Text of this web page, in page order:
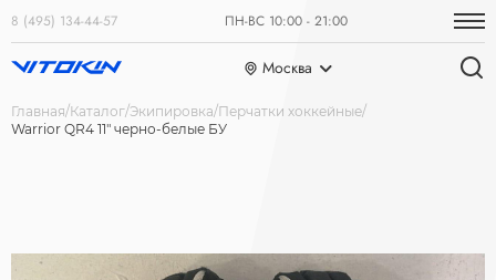
8 (495) 134-44-57 ПН-ВС 10:00 - 21:00
Москва
Главная Каталог Экипировка Перчатки хоккейные
Warrior QR4 11" черно-белые БУ